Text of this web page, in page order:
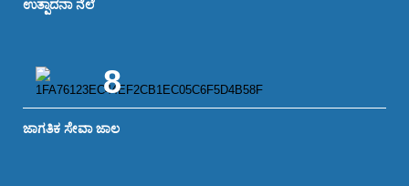
ಉತ್ಪಾದನಾ ನೆಲೆ
8
ಜಾಗತಿಕ ಸೇವಾ ಜಾಲ